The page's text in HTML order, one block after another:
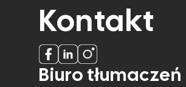
Kontakt
Biuro tłumaczeń